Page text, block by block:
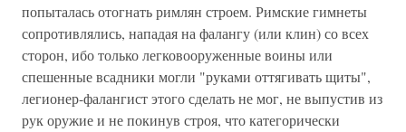
попыталась отогнать римлян строем. Римские гимнеты
сопротивлялись, нападая на фалангу (или клин) со всех
сторон, ибо только легковооруженные воины или
спешенные всадники могли "руками оттягивать щиты",
легионер-фалангист этого сделать не мог, не выпустив из
рук оружие и не покинув строя, что категорически